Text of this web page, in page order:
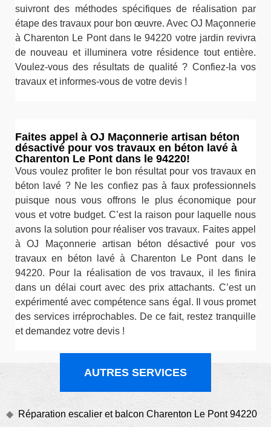
suivront des méthodes spécifiques de réalisation par
étape des travaux pour bon œuvre. Avec OJ Maçonnerie
à Charenton Le Pont dans le 94220 votre jardin revivra
de nouveau et illuminera votre résidence tout entière.
Voulez-vous des résultats de qualité ? Confiez-la vos
travaux et informes-vous de votre devis !
Faites appel à OJ Maçonnerie artisan béton
désactivé pour vos travaux en béton lavé à
Charenton Le Pont dans le 94220!
Vous voulez profiter le bon résultat pour vos travaux en
béton lavé ? Ne les confiez pas à faux professionnels
puisque nous vous offrons le plus économique pour
vous et votre budget. C’est la raison pour laquelle nous
avons la solution pour réaliser vos travaux. Faites appel
à OJ Maçonnerie artisan béton désactivé pour vos
travaux en béton lavé à Charenton Le Pont dans le
94220. Pour la réalisation de vos travaux, il les finira
dans un délai court avec des prix attachants. C’est un
expérimenté avec compétence sans égal. Il vous promet
des services irréprochables. De ce fait, restez tranquille
et demandez votre devis !
AUTRES SERVICES
Réparation escalier et balcon Charenton Le Pont 94220